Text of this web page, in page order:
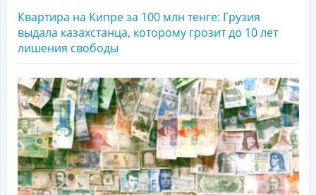
Квартира на Кипре за 100 млн тенге: Грузия
выдала казахстанца, которому грозит до 10 лет
лишения свободы